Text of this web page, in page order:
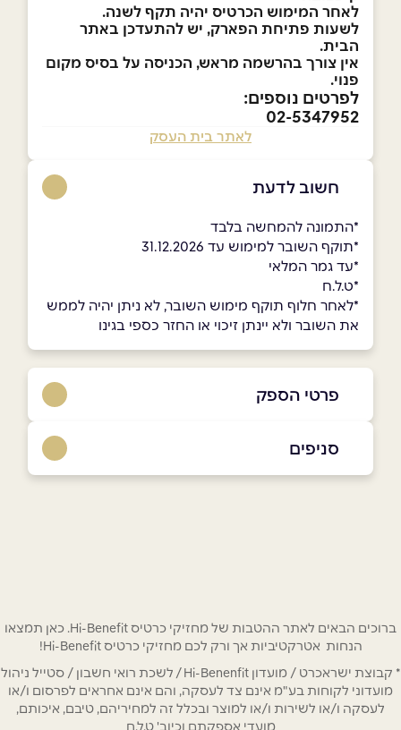
לאחר המימוש הכרטיס יהיה תקף לשנה.
לשעות פתיחת הפארק, יש להתעדכן באתר
הבית.
אין צורך בהרשמה מראש, הכניסה על בסיס מקום
פנוי.
לפרטים נוספים:
02-5347952
לאתר בית העסק
חשוב לדעת
ָ*התמונה להמחשה בלבד
*תוקף השובר למימוש עד 31.12.2026
*עד גמר המלאי
*ט.ל.ח
*לאחר חלוף תוקף מימוש השובר, לא ניתן יהיה לממש
את השובר ולא יינתן זיכוי או החזר כספי בגינו
פרטי הספק
באתר
טלפון*
אימייל *
סניפים
ברוכים הבאים לאתר ההטבות של מחזיקי כרטיס Hi-Benefit. כאן תמצאו
הנחות אטרקטיביות אך ורק לכם מחזיקי כרטיס Hi-Benefit!
* קבוצת ישראכרט / מועדון Hi-Benenfit / לשכת רואי חשבון / סטייל ניהול
מועדוני לקוחות בע"מ אינם צד לעסקה, והם אינם אחראים לפרסום ו/או
לעסקה ו/או לשירות ו/או למוצר ובכלל זה למחיריהם, טיבם, איכותם,
מועדי אספקתם וכיוב' ט.ל.ח